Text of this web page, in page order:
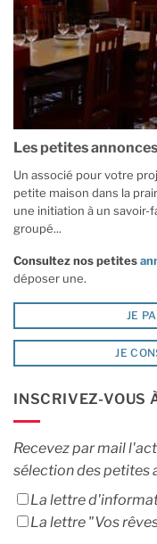
Les petites
Un associé pour votre
petite maison dans la
une initiation à un savoir-
groupé...
Consultez nos petites
déposer une.
JE
JE
INSCRIVEZ-VOUS
Recevez par mail
sélection des petites
La lettre
La lettre "Vos